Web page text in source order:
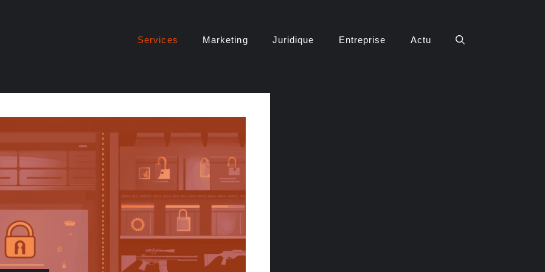
Services Marketing Juridique Entreprise Actu